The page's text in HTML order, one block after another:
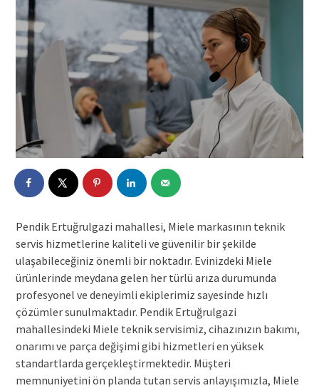
Pendik Ertuğrulgazi mahallesi, Miele markasının teknik
servis hizmetlerine kaliteli ve güvenilir bir şekilde
ulaşabileceğiniz önemli bir noktadır. Evinizdeki Miele
ürünlerinde meydana gelen her türlü arıza durumunda
profesyonel ve deneyimli ekiplerimiz sayesinde hızlı
çözümler sunulmaktadır. Pendik Ertuğrulgazi
mahallesindeki Miele teknik servisimiz, cihazınızın bakımı,
onarımı ve parça değişimi gibi hizmetleri en yüksek
standartlarda gerçekleştirmektedir. Müşteri
memnuniyetini ön planda tutan servis anlayışımızla, Miele